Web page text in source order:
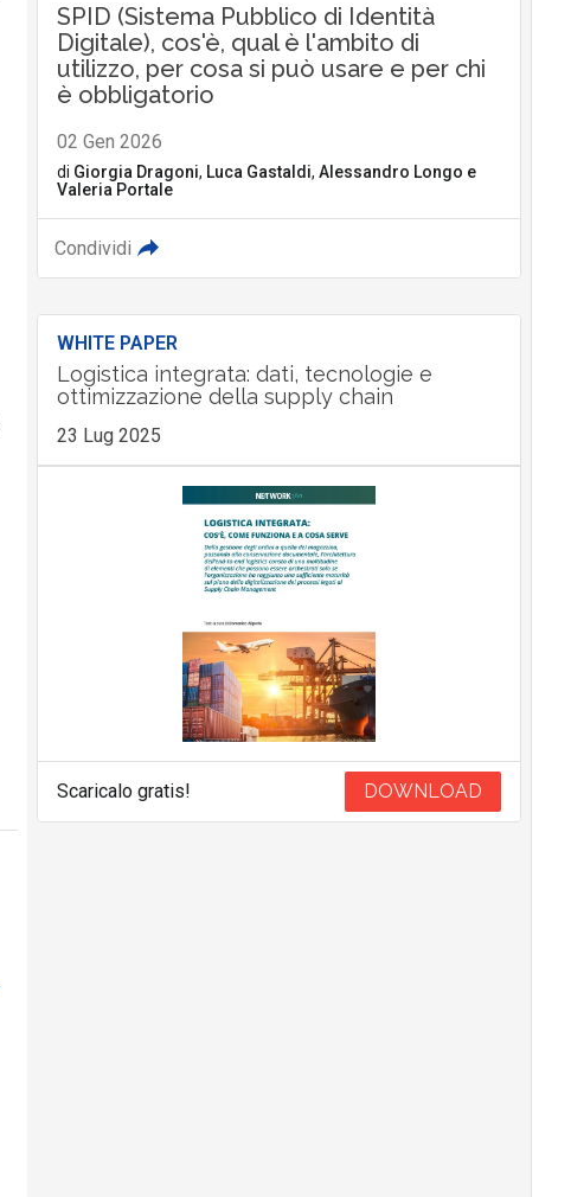
SPID (Sistema Pubblico di Identità
Digitale), cos'è, qual è l'ambito di
utilizzo, per cosa si può usare e per chi
è obbligatorio
02 Gen 2026
di Giorgia Dragoni, Luca Gastaldi, Alessandro Longo e
Valeria Portale
Condividi
WHITE PAPER
Logistica integrata: dati, tecnologie e
ottimizzazione della supply chain
23 Lug 2025
Scaricalo gratis! DOWNLOAD